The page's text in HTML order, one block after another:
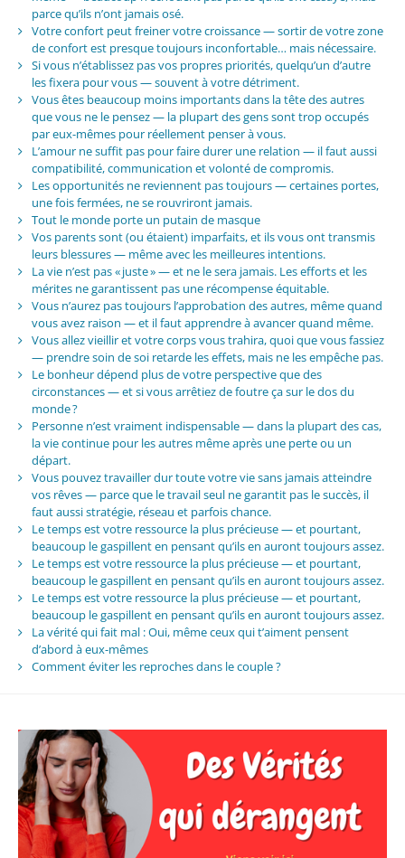
parce qu’ils n’ont jamais osé.
Votre confort peut freiner votre croissance — sortir de votre zone
de confort est presque toujours inconfortable… mais nécessaire.
Si vous n’établissez pas vos propres priorités, quelqu’un d’autre
les fixera pour vous — souvent à votre détriment.
Vous êtes beaucoup moins importants dans la tête des autres
que vous ne le pensez — la plupart des gens sont trop occupés
par eux-mêmes pour réellement penser à vous.
L’amour ne suffit pas pour faire durer une relation — il faut aussi
compatibilité, communication et volonté de compromis.
Les opportunités ne reviennent pas toujours — certaines portes,
une fois fermées, ne se rouvriront jamais.
Tout le monde porte un putain de masque
Vos parents sont (ou étaient) imparfaits, et ils vous ont transmis
leurs blessures — même avec les meilleures intentions.
La vie n’est pas « juste » — et ne le sera jamais. Les efforts et les
mérites ne garantissent pas une récompense équitable.
Vous n’aurez pas toujours l’approbation des autres, même quand
vous avez raison — et il faut apprendre à avancer quand même.
Vous allez vieillir et votre corps vous trahira, quoi que vous fassiez
— prendre soin de soi retarde les effets, mais ne les empêche pas.
Le bonheur dépend plus de votre perspective que des
circonstances — et si vous arrêtiez de foutre ça sur le dos du
monde ?
Personne n’est vraiment indispensable — dans la plupart des cas,
la vie continue pour les autres même après une perte ou un
départ.
Vous pouvez travailler dur toute votre vie sans jamais atteindre
vos rêves — parce que le travail seul ne garantit pas le succès, il
faut aussi stratégie, réseau et parfois chance.
Le temps est votre ressource la plus précieuse — et pourtant,
beaucoup le gaspillent en pensant qu’ils en auront toujours assez.
Le temps est votre ressource la plus précieuse — et pourtant,
beaucoup le gaspillent en pensant qu’ils en auront toujours assez.
Le temps est votre ressource la plus précieuse — et pourtant,
beaucoup le gaspillent en pensant qu’ils en auront toujours assez.
La vérité qui fait mal : Oui, même ceux qui t’aiment pensent
d’abord à eux-mêmes
Comment éviter les reproches dans le couple ?